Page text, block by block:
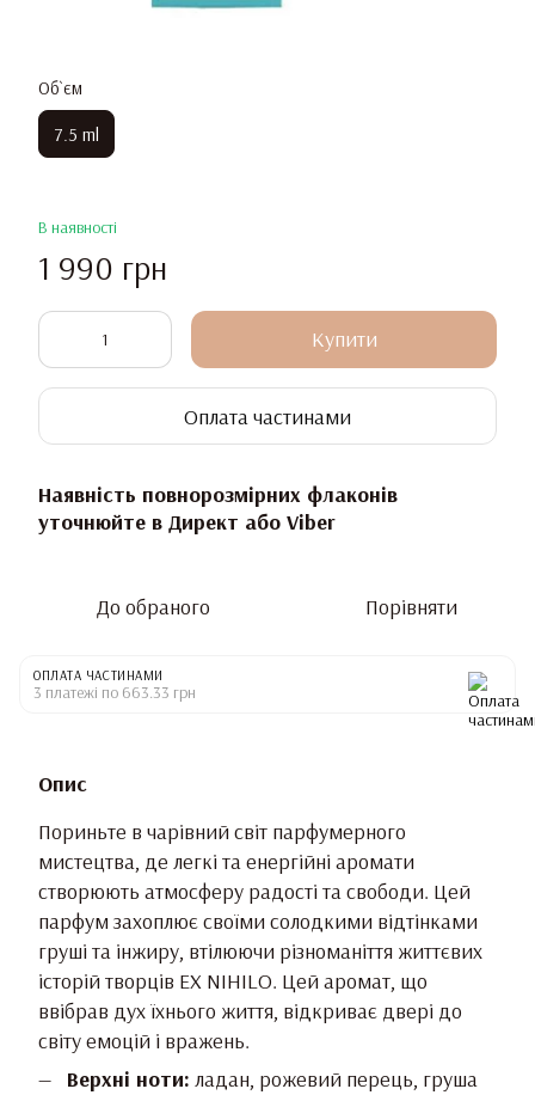
Об`єм
7.5 ml
В наявності
1 990 грн
Купити
Оплата частинами
Наявність повнорозмірних флаконів
уточнюйте в Директ або Viber
До обраного Порівняти
ОПЛАТА ЧАСТИНАМИ
3 платежі по 663.33 грн
Опис
Пориньте в чарівний світ парфумерного
мистецтва, де легкі та енергійні аромати
створюють атмосферу радості та свободи. Цей
парфум захоплює своїми солодкими відтінками
груші та інжиру, втілюючи різноманіття життєвих
історій творців EX NIHILO. Цей аромат, що
ввібрав дух їхнього життя, відкриває двері до
світу емоцій і вражень.
Верхні ноти: ладан, рожевий перець, груша